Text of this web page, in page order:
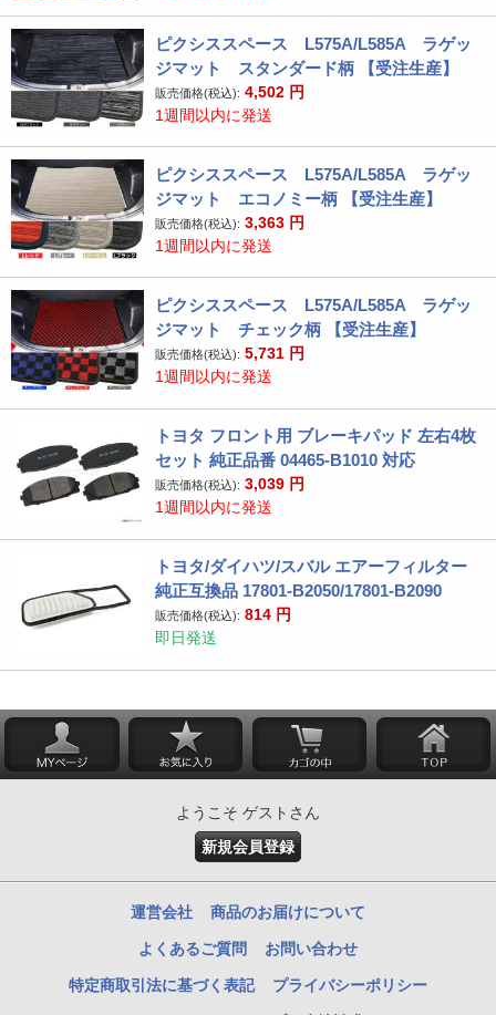
ピクシススペース L575A/L585A ラゲッ
ジマット スタンダード柄 【受注生産】
販売価格(税込): 4,502 円
1週間以内に発送
ピクシススペース L575A/L585A ラゲッ
ジマット エコノミー柄 【受注生産】
販売価格(税込): 3,363 円
1週間以内に発送
ピクシススペース L575A/L585A ラゲッ
ジマット チェック柄 【受注生産】
販売価格(税込): 5,731 円
1週間以内に発送
トヨタ フロント用 ブレーキパッド 左右4枚
セット 純正品番 04465-B1010 対応
販売価格(税込): 3,039 円
1週間以内に発送
トヨタ/ダイハツ/スバル エアーフィルター
純正互換品 17801-B2050/17801-B2090
販売価格(税込): 814 円
即日発送
ようこそ ゲストさん
新規会員登録
運営会社 商品のお届けについて
よくあるご質問 お問い合わせ
特定商取引法に基づく表記 プライバシーポリシー